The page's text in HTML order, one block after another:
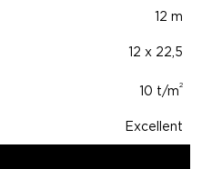
12 m
12 x 22,5
10 t/m
2
Excellent